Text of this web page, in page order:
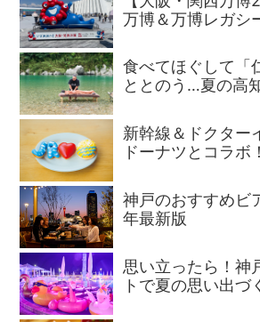
万博＆万博レガシ
食べてほぐして「
ととのう…夏の高
新幹線＆ドクター
ドーナツとコラボ
神戸のおすすめビ
年最新版
思い立ったら！神
トで夏の思い出づ